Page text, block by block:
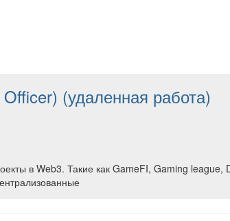
(удаленная работа)
в Web3. Такие как GameFI, Gaming